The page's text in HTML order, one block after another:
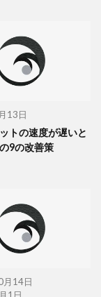
13日
トの速度が遅いと
9の改善策
14日